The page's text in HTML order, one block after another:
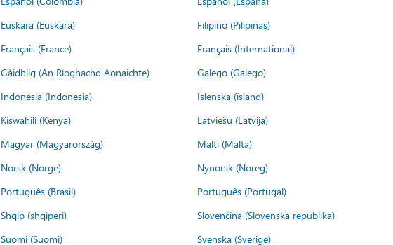
Euskara (Euskara) Filipino (Pilipinas)
Français (France) Français (International)
Gàidhlig (An Rìoghachd Aonaichte) Galego (Galego)
Indonesia (Indonesia) Íslenska (ísland)
Kiswahili (Kenya) Latviešu (Latvija)
Magyar (Magyarország) Malti (Malta)
Norsk (Norge) Nynorsk (Noreg)
Português (Brasil) Português (Portugal)
Shqip (shqipëri) Slovenčina (Slovenská republika)
Suomi (Suomi) Svenska (Sverige)